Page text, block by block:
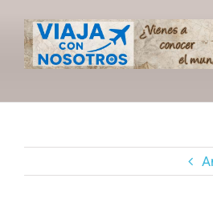
contenido